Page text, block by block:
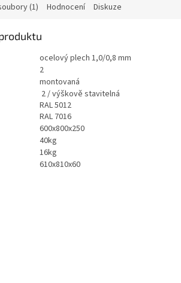
(1) Hodnocení Diskuze
ocelový plech 1,0/0,8 mm
2
montovaná
2 / výškově stavitelná
RAL 5012
RAL 7016
600x800x250
40kg
16kg
610x810x60